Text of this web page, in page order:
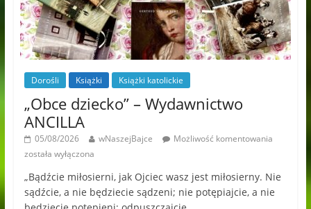
Dorośli Książki Książki katolickie
„Obce dziecko” – Wydawnictwo
ANCILLA
05/08/2026 wNaszejBajce
Możliwość komentowania
została wyłączona
„Bądźcie miłosierni, jak Ojciec wasz jest miłosierny. Nie
sądźcie, a nie będziecie sądzeni; nie potępiajcie, a nie